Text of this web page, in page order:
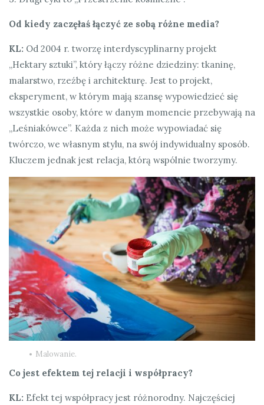
Od kiedy zaczęłaś łączyć ze sobą różne media?
KL: Od 2004 r. tworzę interdyscyplinarny projekt
„Hektary sztuki”, który łączy różne dziedziny: tkaninę,
malarstwo, rzeźbę i architekturę. Jest to projekt,
eksperyment, w którym mają szansę wypowiedzieć się
wszystkie osoby, które w danym momencie przebywają na
„Leśniakówce”. Każda z nich może wypowiadać się
twórczo, we własnym stylu, na swój indywidualny sposób.
Kluczem jednak jest relacja, którą wspólnie tworzymy.
Malowanie.
Co jest efektem tej relacji i współpracy?
KL: Efekt tej współpracy jest różnorodny. Najczęściej